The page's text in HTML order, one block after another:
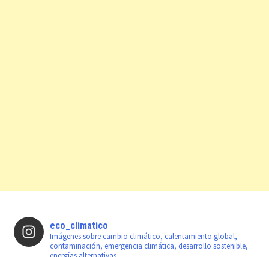
eco_climatico
Imágenes sobre cambio climático, calentamiento global,
contaminación, emergencia climática, desarrollo sostenible,